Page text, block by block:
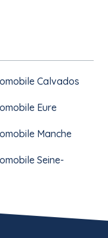
Calvados
Eure
Manche
Seine-